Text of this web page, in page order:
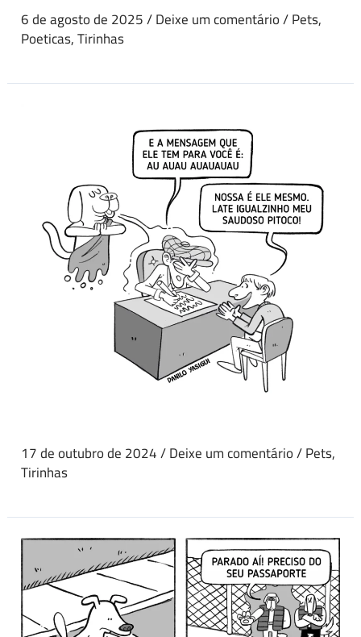
6 de agosto de 2025/Deixe um comentário/Pets,
Poeticas,Tirinhas
17 de outubro de 2024/Deixe um comentário/Pets,
Tirinhas